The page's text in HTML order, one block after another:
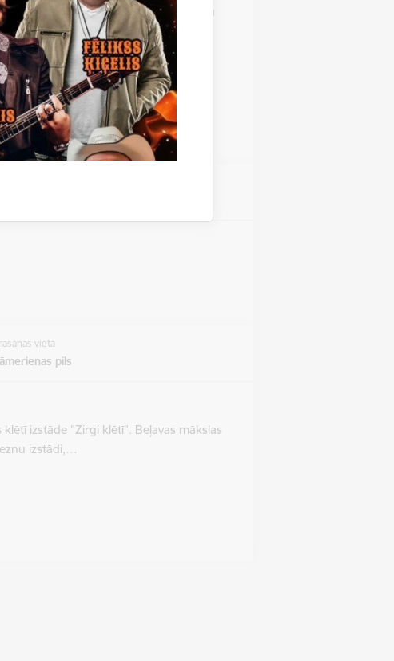
vasaras jaudīgākais moto un
atmosfēra visas dienas
pa Gulbeni; Jāņa Rozīša STUNT
vieta
pils
izstāde "Zirgi klētī". Beļavas mākslas
izstādi,…